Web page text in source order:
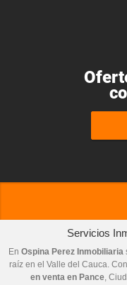
Servicios
En Ospina Perez Inmobiliaria
raíz en el Valle del Cauca.
en venta en Pance,